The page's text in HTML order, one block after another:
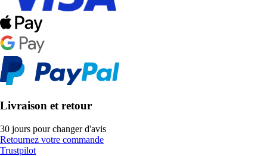
Livraison et retour
30 jours pour changer d'avis
Retournez votre commande
Trustpilot